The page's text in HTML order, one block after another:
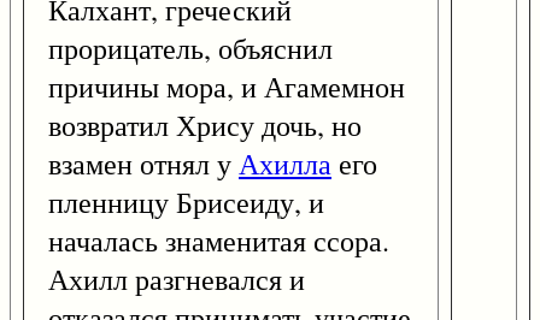
Калхант, греческий
прорицатель, объяснил
причины мора, и Агамемнон
возвратил Хрису дочь, но
взамен отнял уАхилла его
пленницу Брисеиду, и
началась знаменитая ссора.
Ахилл разгневался и